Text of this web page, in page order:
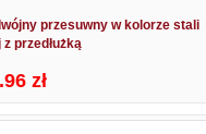
przesuwny w kolorze stali
przedłużką
zł